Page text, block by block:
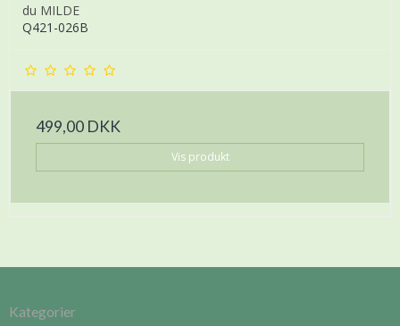
du MILDE
Q421-026B
499,00 DKK
Vis produkt
Kategorier